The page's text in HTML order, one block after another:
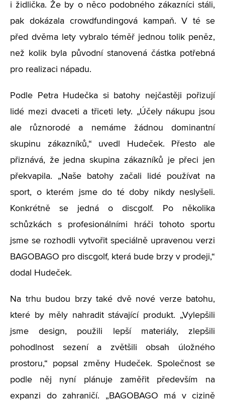
i židlička. Že by o něco podobného zákazníci stáli,
pak dokázala crowdfundingová kampaň. V té se
před dvěma lety vybralo téměř jednou tolik peněz,
než kolik byla původní stanovená částka potřebná
pro realizaci nápadu.
Podle Petra Hudečka si batohy nejčastěji pořizují
lidé mezi dvaceti a třiceti lety. „Účely nákupu jsou
ale různorodé a nemáme žádnou dominantní
skupinu zákazníků,“ uvedl Hudeček. Přesto ale
přiznává, že jedna skupina zákazníků je přeci jen
překvapila. „Naše batohy začali lidé používat na
sport, o kterém jsme do té doby nikdy neslyšeli.
Konkrétně se jedná o discgolf. Po několika
schůzkách s profesionálními hráči tohoto sportu
jsme se rozhodli vytvořit speciálně upravenou verzi
BAGOBAGO pro discgolf, která bude brzy v prodeji,“
dodal Hudeček.
Na trhu budou brzy také dvě nové verze batohu,
které by měly nahradit stávající produkt. „Vylepšili
jsme design, použili lepší materiály, zlepšili
pohodlnost sezení a zvětšili obsah úložného
prostoru,“ popsal změny Hudeček. Společnost se
podle něj nyní plánuje zaměřit především na
expanzi do zahraničí. „BAGOBAGO má v cizině